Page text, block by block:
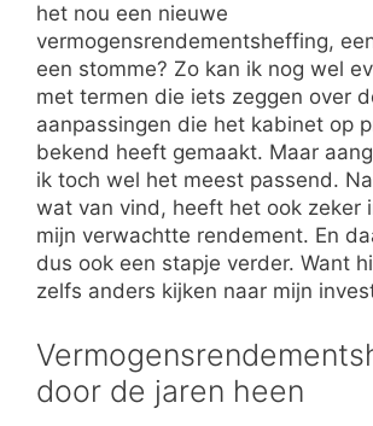
het nou een nieuwe
vermogensrendementsheffing,
een stomme? Zo kan ik nog wel
met termen die iets zeggen over
aanpassingen die het kabinet op
bekend heeft gemaakt. Maar
ik toch wel het meest passend.
wat van vind, heeft het ook zeker
mijn verwachtte rendement. En
dus ook een stapje verder. Want
zelfs anders kijken naar mijn
door de jaren heen